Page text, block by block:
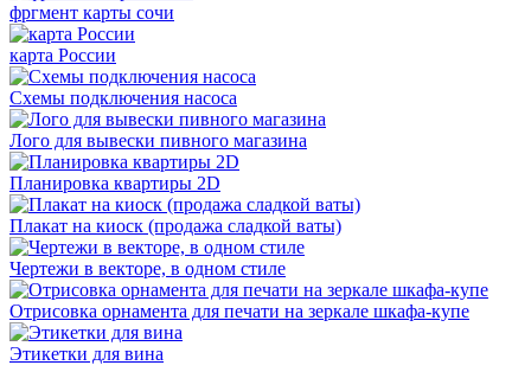
фргмент карты сочи
карта России
Схемы подключения насоса
Лого для вывески пивного магазина
Планировка квартиры 2D
Плакат на киоск (продажа сладкой ваты)
Чертежи в векторе, в одном стиле
Отрисовка орнамента для печати на зеркале шкафа-купе
Этикетки для вина